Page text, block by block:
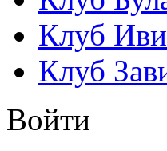
Клуб
Клуб
Войти